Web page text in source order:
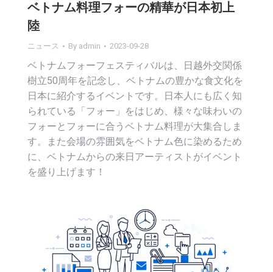
ベトナム料理フォーの精華が日本初上
陸
ニュース By admin 2023-09-28
ベトナムフォーフェスティバルは、日越外交関係
樹立50周年を記念し、ベトナムの豊かな食文化を
日本に紹介するイベントです。日本人にも広く知
られている「フォー」をはじめ、様々な味わいの
フォーとフォーに合うベトナム料理が大集合しま
す。また会場の雰囲気をベトナム色に染めるため
に、ベトナムからの来日アーティストがイベント
を盛り上げます！